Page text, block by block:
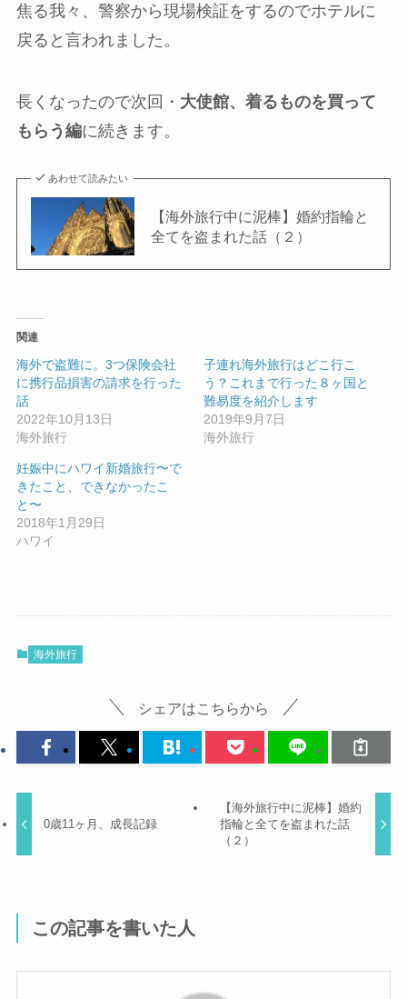
焦る我々、警察から現場検証をするのでホテルに
戻ると言われました。
長くなったので次回・ 大使館、着るものを買って
もらう編に続きます。
あわせて読みたい
【海外旅行中に泥棒】婚約指輪と
全てを盗まれた話（２）
関連
海外で盗難に。3つ保険会社
に携行品損害の請求を行った
話
2022年10月13日
海外旅行
子連れ海外旅行はどこ行こ
う？これまで行った８ヶ国と
難易度を紹介します
2019年9月7日
海外旅行
妊娠中にハワイ新婚旅行〜で
きたこと、できなかったこ
と〜
2018年1月29日
ハワイ
海外旅行
シェアはこちらから
0歳11ヶ月、成長記録
【海外旅行中に泥棒】婚約
指輪と全てを盗まれた話
（２）
この記事を書いた人